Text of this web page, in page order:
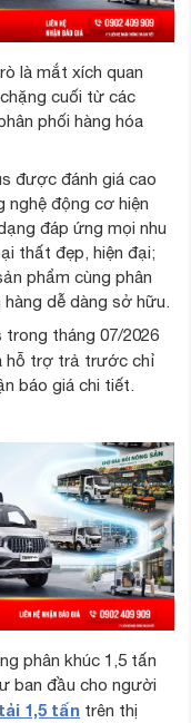
là mắt xích quan
cuối từ các
phối hàng hóa
được đánh giá cao
nghệ động cơ hiện
đáp ứng mọi nhu
thất đẹp, hiện đại;
phẩm cùng phân
dễ dàng sở hữu.
trong tháng 07/2026
hỗ trợ trả trước chỉ
báo giá chi tiết.
phân khúc 1,5 tấn
ban đầu cho người
1,5 tấn trên thị